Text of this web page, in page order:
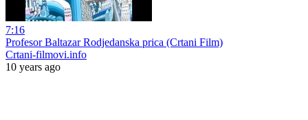
7:16
Profesor Baltazar Rodjedanska prica (Crtani Film)
Crtani-filmovi.info
10 years ago